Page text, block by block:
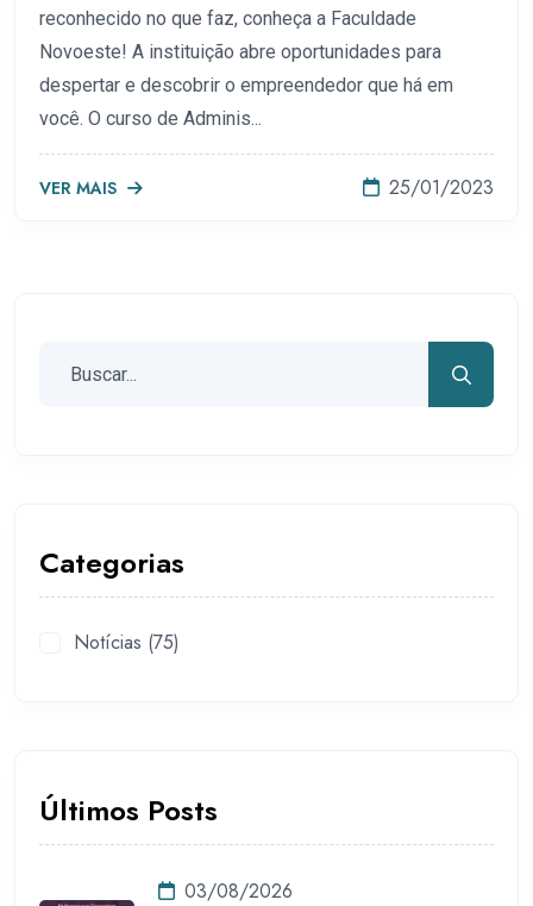
reconhecido no que faz, conheça a Faculdade
Novoeste! A instituição abre oportunidades para
despertar e descobrir o empreendedor que há em
você. O curso de Adminis...
VER MAIS 25/01/2023
Categorias
Notícias (75)
Últimos Posts
03/08/2026